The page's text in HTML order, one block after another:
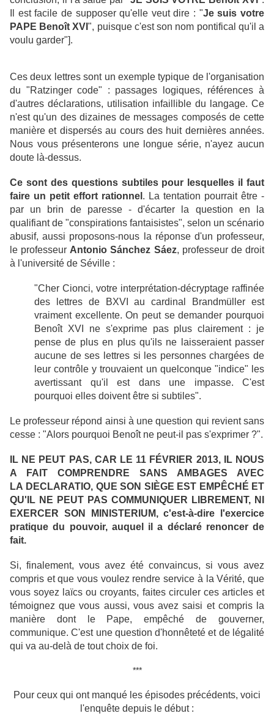
Il est facile de supposer qu'elle veut dire : "Je suis votre
PAPE Benoît XVI", puisque c'est son nom pontifical qu'il a
voulu garder"].
Ces deux lettres sont un exemple typique de l'organisation
du "Ratzinger code" : passages logiques, références à
d'autres déclarations, utilisation infaillible du langage. Ce
n'est qu'un des dizaines de messages composés de cette
manière et dispersés au cours des huit dernières années.
Nous vous présenterons une longue série, n'ayez aucun
doute là-dessus.
Ce sont des questions subtiles pour lesquelles il faut
faire un petit effort rationnel . La tentation pourrait être -
par un brin de paresse - d'écarter la question en la
qualifiant de "conspirations fantaisistes", selon un scénario
abusif, aussi proposons-nous la réponse d'un professeur,
le professeur Antonio Sánchez Sáez, professeur de droit
à l'université de Séville :
"Cher Cionci, votre interprétation-décryptage raffinée
des lettres de BXVI au cardinal Brandmüller est
vraiment excellente. On peut se demander pourquoi
Benoît XVI ne s'exprime pas plus clairement : je
pense de plus en plus qu'ils ne laisseraient passer
aucune de ses lettres si les personnes chargées de
leur contrôle y trouvaient un quelconque "indice" les
avertissant qu'il est dans une impasse. C'est
pourquoi elles doivent être si subtiles".
Le professeur répond ainsi à une question qui revient sans
cesse : "Alors pourquoi Benoît ne peut-il pas s'exprimer ?".
IL NE PEUT PAS, CAR LE 11 FÉVRIER 2013, IL NOUS
A FAIT COMPRENDRE SANS AMBAGES AVEC
LA DECLARATIO, QUE SON SIÈGE EST EMPÊCHÉ ET
QU'IL NE PEUT PAS COMMUNIQUER LIBREMENT, NI
EXERCER SON MINISTERIUM, c'est-à-dire l'exercice
pratique du pouvoir, auquel il a déclaré renoncer de
fait.
Si, finalement, vous avez été convaincus, si vous avez
compris et que vous voulez rendre service à la Vérité, que
vous soyez laïcs ou croyants, faites circuler ces articles et
témoignez que vous aussi, vous avez saisi et compris la
manière dont le Pape, empêché de gouverner,
communique. C'est une question d'honnêteté et de légalité
qui va au-delà de tout choix de foi.
***
Pour ceux qui ont manqué les épisodes précédents, voici
l'enquête depuis le début :